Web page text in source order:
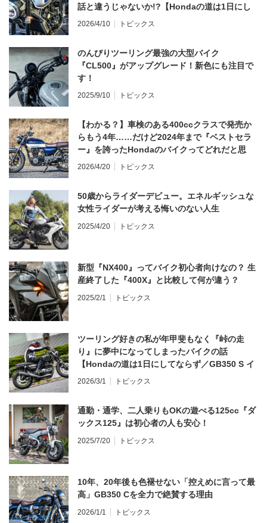
話と違うじゃないか!?【Hondaの道は1日にし
てならず／CB1000F ①第一印象 編】
2026/4/10 トピックス
のんびりツーリング最強の大型バイク
『CL500』がアップグレード！新色にも注目で
す！
2025/9/10 トピックス
【わかる？】車検のある400ccクラスで発売か
らもう4年……だけど2024年まで『ベストセラ
ー』を誇ったHondaのバイクってどれだと思
う？
2026/4/20 トピックス
50歳からライダーデビュー。エネルギッシュな
女性ライダーが考える悔いのない人生
2025/4/20 トピックス
新型『NX400』ってバイク初心者向けなの？ 生
産終了した『400X』と比較して何が違う？
2025/2/1 トピックス
ツーリング好きの私が年甲斐もなく『峠の走
り』に夢中になってしまったバイクの話
【Hondaの道は1日にしてならず／GB350 S イ
ンプレ・レビュー 前編】
2026/3/1 トピックス
通勤・通学、二人乗りもOKの遊べる125cc『ダ
ックス125』は初心者の人も安心！
2025/7/20 トピックス
10年、20年後も色褪せない「控えめに言って最
高」GB350 Cを全力で絶賛する理由
2026/1/1 トピックス